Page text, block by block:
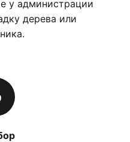
у администрации
дерева или